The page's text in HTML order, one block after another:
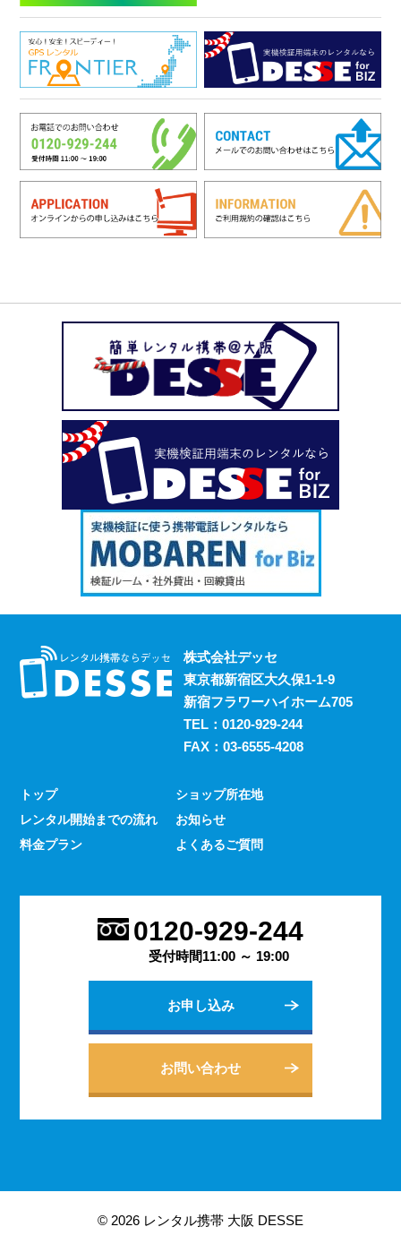
株式会社デッセ
東京都新宿区大久保1-1-9
新宿フラワーハイホーム705
TEL： 0120-929-244
FAX：03-6555-4208
トップ
レンタル開始までの流れ
料金プラン
ショップ所在地
お知らせ
よくあるご質問
0120-929-244
受付時間11:00 ～ 19:00
お申し込み
お問い合わせ
© 2026 レンタル携帯 大阪 DESSE